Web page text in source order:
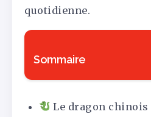
quotidienne.
Sommaire
Le dragon chinois